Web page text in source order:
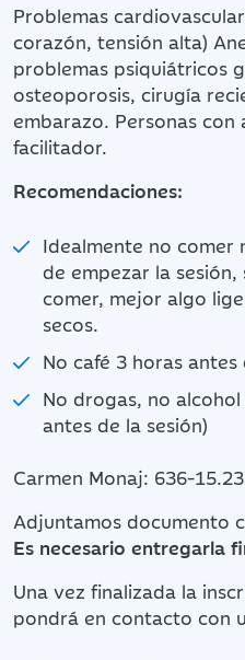
Problemas
corazón, tensión alta)
problemas psiquiátricos
osteoporosis, cirugía
embarazo. Personas con
facilitador.
Recomendaciones:
Idealmente no comer
de empezar la
comer, mejor algo
secos.
No café 3 horas antes
No drogas, no
antes de la sesión)
Carmen Monaj: 636-
Adjuntamos documento
Es necesario entregarla
Una vez finalizada la
pondrá en contacto con